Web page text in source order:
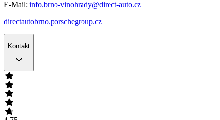
E-Mail: info.brno-vinohrady@direct-auto.cz
directautobrno.porschegroup.cz
Kontakt